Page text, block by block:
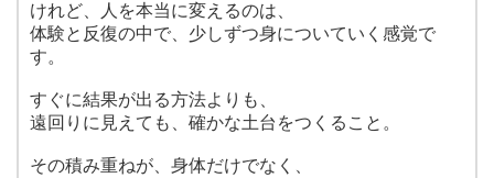
けれど、人を本当に変えるのは、
体験と反復の中で、少しずつ身についていく感覚で
す。
すぐに結果が出る方法よりも、
遠回りに見えても、確かな土台をつくること。
その積み重ねが、身体だけでなく、